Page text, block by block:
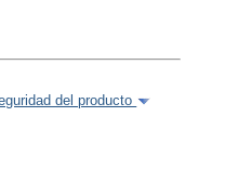
del producto